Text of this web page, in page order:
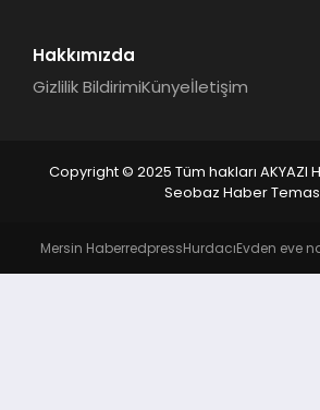
Hakkımızda
Gizlilik BildirimiKünyeİletişim
Copyright © 2025 Tüm hakları AKYAZI
Seobaz Haber
Mersin HaberredpressHurdacıEvden eve